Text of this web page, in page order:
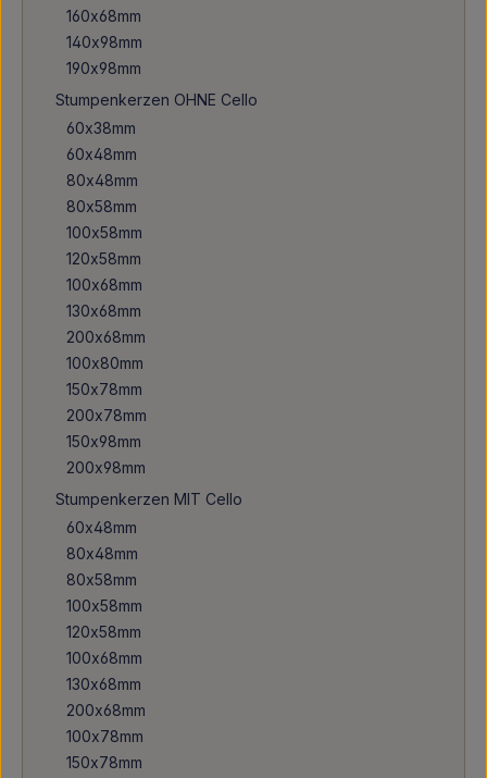
160x68mm
140x98mm
190x98mm
Stumpenkerzen OHNE Cello
60x38mm
60x48mm
80x48mm
80x58mm
100x58mm
120x58mm
100x68mm
130x68mm
200x68mm
100x80mm
150x78mm
200x78mm
150x98mm
200x98mm
Stumpenkerzen MIT Cello
60x48mm
80x48mm
80x58mm
100x58mm
120x58mm
100x68mm
130x68mm
200x68mm
100x78mm
150x78mm